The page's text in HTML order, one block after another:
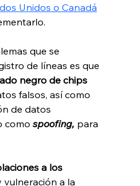
Unidos o Canadá
que se
de líneas es que
negro de chips
falsos, así como
de datos
como spoofing, para
a los
a la